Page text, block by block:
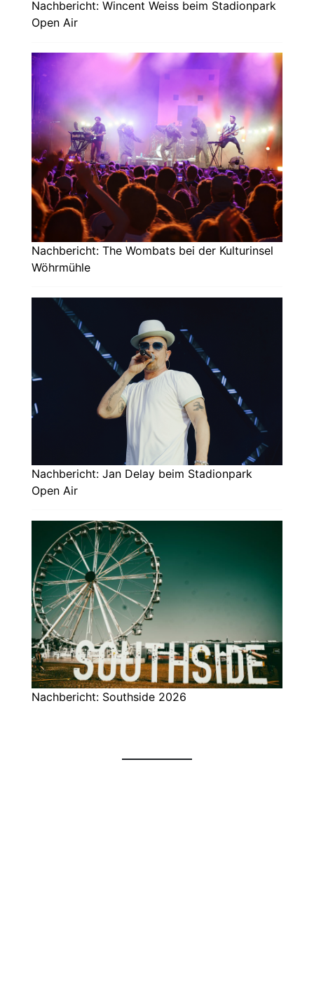
Nachbericht: Wincent Weiss beim Stadionpark
Open Air
Nachbericht: The Wombats bei der Kulturinsel
Wöhrmühle
Nachbericht: Jan Delay beim Stadionpark
Open Air
Nachbericht: Southside 2026